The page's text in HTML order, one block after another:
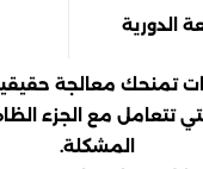
الدورية
تمنحك معالجة
تتعامل مع الجزء
المشكلة.